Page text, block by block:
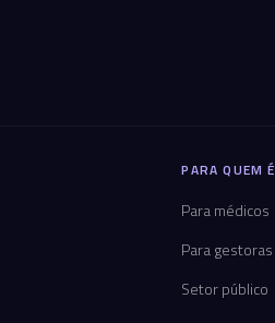
PARA QUEM É
Para médicos
Para gestoras
Setor público